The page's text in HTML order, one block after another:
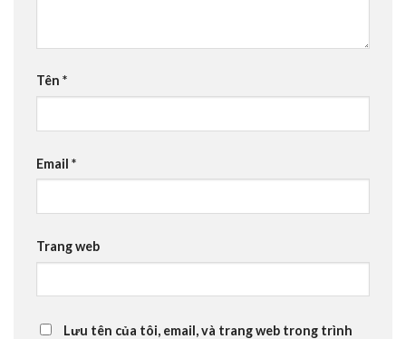
Tên *
Email *
Trang web
Lưu tên của tôi, email, và trang web trong trình